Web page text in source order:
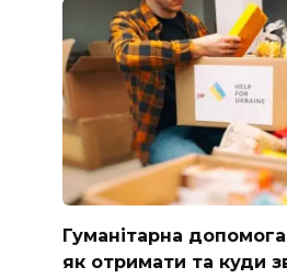
Гуманітарна
як отримати та куди